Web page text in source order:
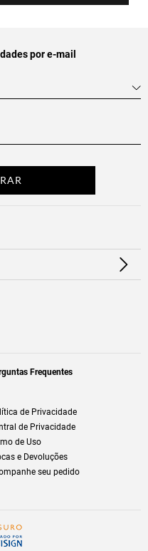
por e-mail
Frequentes
de Privacidade
de Privacidade
de Uso
e Devoluções
seu pedido